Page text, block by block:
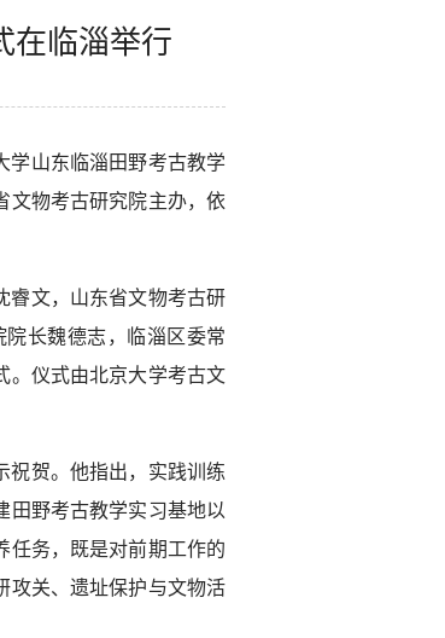
在临淄举行
学山东临淄田野考古教学
文物考古研究院主办，依
睿文，山东省文物考古研
长魏德志，临淄区委常
。仪式由北京大学考古文
祝贺。他指出，实践训练
田野考古教学实习基地以
任务，既是对前期工作的
攻关、遗址保护与文物活